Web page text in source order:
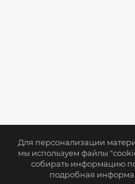
Для персонализации
мы используем файлы
собирать информацию
подробная